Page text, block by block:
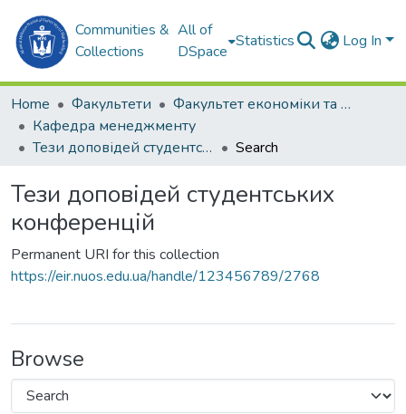
Communities &
Collections
All of
DSpace
Statistics Log In
Home Факультети
Факультет економіки та екології моря (ФЕЕМ)
Кафедра менеджменту
Тези доповідей студентських конференцій
Search
Тези доповідей студентських
конференцій
Permanent URI for this collection
https://eir.nuos.edu.ua/handle/123456789/2768
Browse